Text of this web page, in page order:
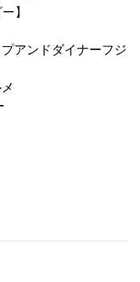
】
アンドダイナーフジ